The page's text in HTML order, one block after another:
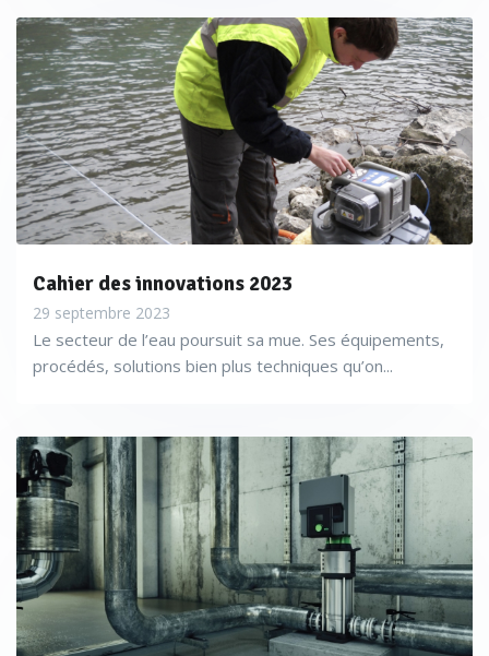
Cahier des innovations 2023
29 septembre 2023
Le secteur de l’eau poursuit sa mue. Ses équipements,
procédés, solutions bien plus techniques qu’on...